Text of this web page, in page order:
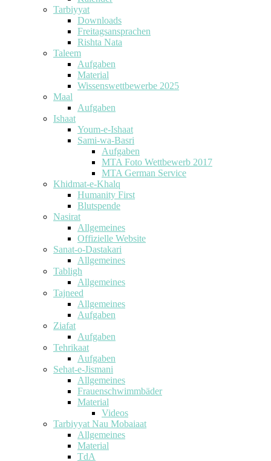
Tarbiyyat
Downloads
Freitagsansprachen
Rishta Nata
Taleem
Aufgaben
Material
Wissenswettbewerbe 2025
Maal
Aufgaben
Ishaat
Youm-e-Ishaat
Sami-wa-Basri
Aufgaben
MTA Foto Wettbewerb 2017
MTA German Service
Khidmat-e-Khalq
Humanity First
Blutspende
Nasirat
Allgemeines
Offizielle Website
Sanat-o-Dastakari
Allgemeines
Tabligh
Allgemeines
Tajneed
Allgemeines
Aufgaben
Ziafat
Aufgaben
Tehrikaat
Aufgaben
Sehat-e-Jismani
Allgemeines
Frauenschwimmbäder
Material
Videos
Tarbiyyat Nau Mobaiaat
Allgemeines
Material
TdA